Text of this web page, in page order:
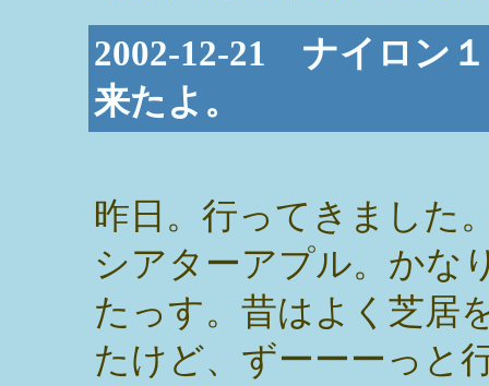
2002-12-21 ナイロン
来たよ。
昨日。行ってきました
シアターアプル。かな
たっす。昔はよく芝居
たけど、ずーーーっと